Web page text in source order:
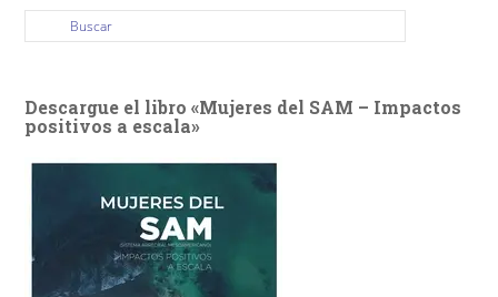
Descargue el libro «Mujeres del SAM – Impactos
positivos a escala»